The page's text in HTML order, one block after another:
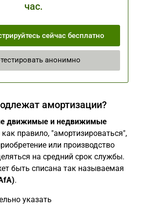
час.
сейчас бесплатно
анонимно
амортизации?
движимые и недвижимые
правило, "амортизироваться",
или производство
на средний срок службы.
быть списана так называемая
.
указать